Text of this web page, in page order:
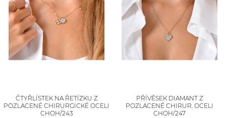
ČTYŘLÍSTEK NA ŘETÍZKU Z
POZLACENÉ CHIRURGICKÉ OCELI
CHOH/243
PŘÍVĚSEK DIAMANT Z
POZLACENÉ CHIRUR. OCELI
CHOH/247